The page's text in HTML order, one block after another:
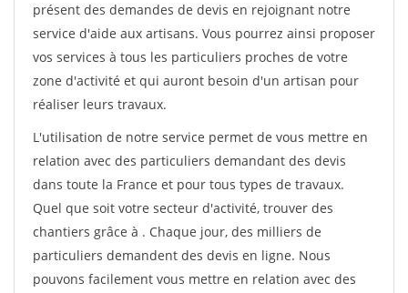
présent des demandes de devis en rejoignant notre
service d'aide aux artisans. Vous pourrez ainsi proposer
vos services à tous les particuliers proches de votre
zone d'activité et qui auront besoin d'un artisan pour
réaliser leurs travaux.
L'utilisation de notre service permet de vous mettre en
relation avec des particuliers demandant des devis
dans toute la France et pour tous types de travaux.
Quel que soit votre secteur d'activité, trouver des
chantiers grâce à . Chaque jour, des milliers de
particuliers demandent des devis en ligne. Nous
pouvons facilement vous mettre en relation avec des